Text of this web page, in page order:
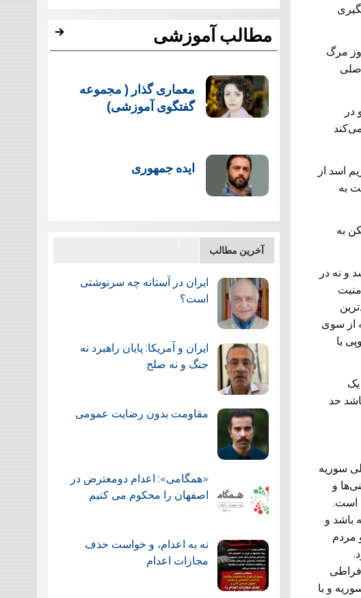
مرگ
اسد از
به
به
و نه در
از سوی
یا
یک
حد
سوریه
و
است.
باشد و
مردم
و با
مطالب آموزشی
معماری گذار ( مجموعه
گفتگوی آموزشی)
ایده جمهوری
آخرین مطالب
ایران در آستانه چه سرنوشتی
است؟
ایران و آمریکا: پایان راهبرد نه
جنگ و نه صلح
مقاومت بدون رضایت عمومی
«همگامی»: اعدام دومعترض در
اصفهان را محکوم می کنیم
نه به اعدام، و خواست حذف
مجازات اعدام